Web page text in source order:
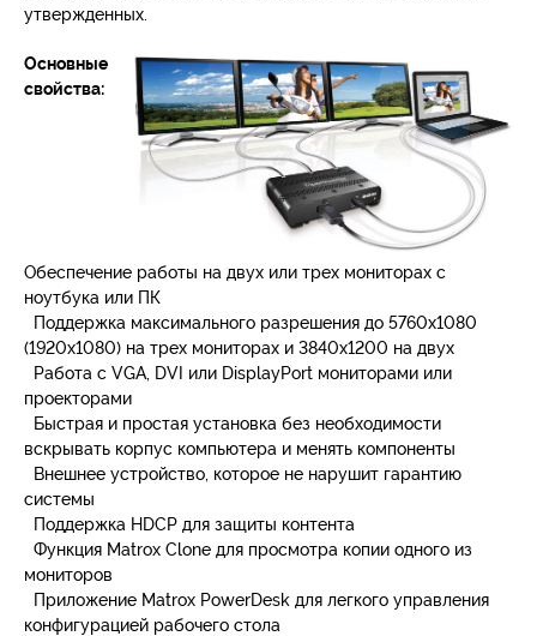
утвержденных.
Основные
свойства:
Обеспечение работы на двух или трех мониторах с
ноутбука или ПК
Поддержка максимального разрешения до 5760х1080
(1920х1080) на трех мониторах и 3840х1200 на двух
Работа с VGA, DVI или DisplayPort мониторами или
проекторами
Быстрая и простая установка без необходимости
вскрывать корпус компьютера и менять компоненты
Внешнее устройство, которое не нарушит гарантию
системы
Поддержка HDCP для защиты контента
Функция Matrox Clone для просмотра копии одного из
мониторов
Приложение Matrox PowerDesk для легкого управления
конфигурацией рабочего стола